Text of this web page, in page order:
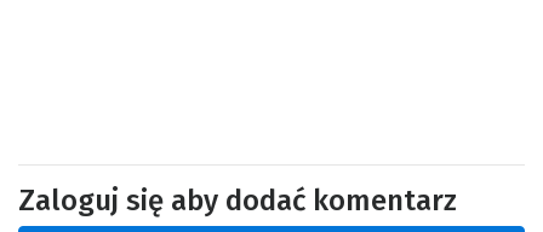
Zaloguj się aby dodać komentarz